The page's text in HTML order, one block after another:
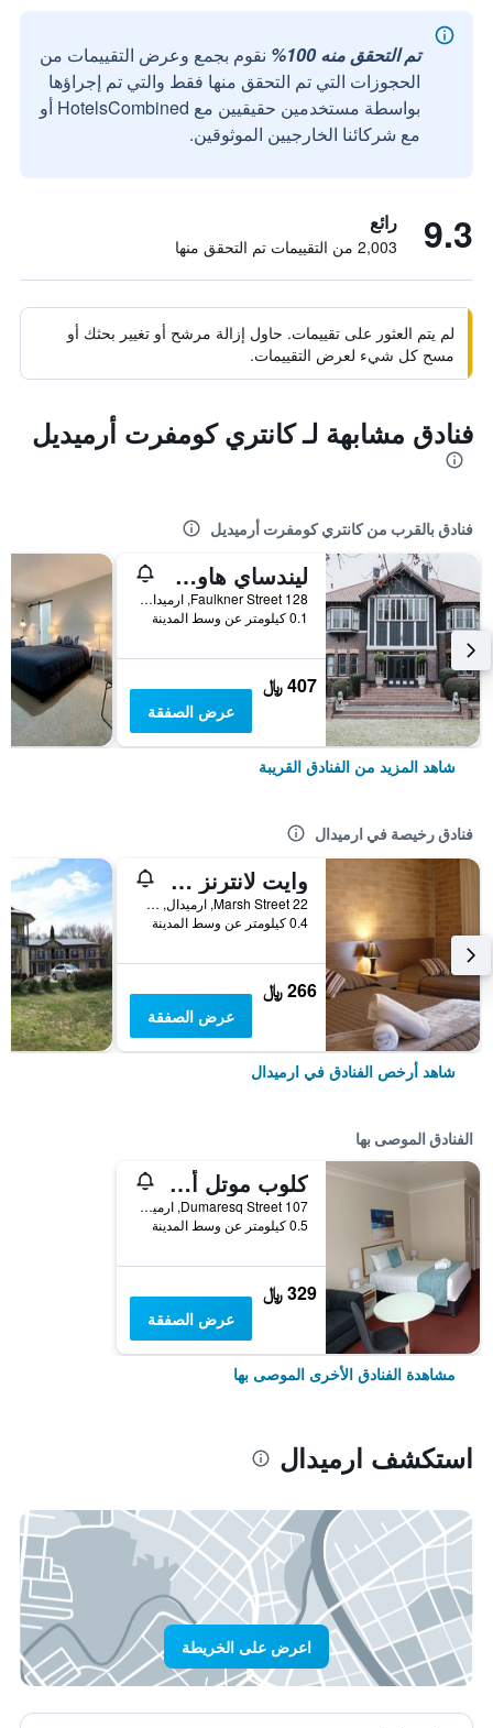
تم التحقق منه 100%
نقوم بجمع وعرض التقييمات من
الحجوزات التي تم التحقق منها فقط والتي تم إجراؤها
بواسطة مستخدمين حقيقيين مع HotelsCombined أو
مع شركائنا الخارجيين الموثوقين.
9.3 رائع
2,003 من التقييمات تم التحقق منها
لم يتم العثور على تقييمات. حاول إزالة مرشح أو تغيير بحثك أو
مسح كل شيء لعرض التقييمات.
فنادق مشابهة لـ كانتري كومفرت أرميديل
فنادق بالقرب من كانتري كومفرت أرميديل
ليندساي هاوس جيست هاوس
128 Faulkner Street, ارميدال, NSW, أستراليا
0.1 كيلومتر عن وسط المدينة
407 ﷼
عرض الصفقة
شاهد المزيد من الفنادق القريبة
فنادق رخيصة في ارميدال
وايت لانترنز موتل
22 Marsh Street, ارميدال, NSW, أستراليا
0.4 كيلومتر عن وسط المدينة
266 ﷼
عرض الصفقة
شاهد أرخص الفنادق في ارميدال
الفنادق الموصى بها
كلوب موتل أرميدالي
107 Dumaresq Street, ارميدال, NSW, أستراليا
0.5 كيلومتر عن وسط المدينة
329 ﷼
عرض الصفقة
مشاهدة الفنادق الأخرى الموصى بها
استكشف ارميدال
اعرض على الخريطة